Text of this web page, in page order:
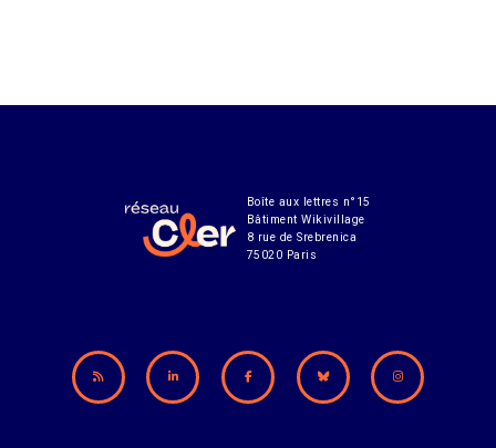
Boîte aux lettres n°15
Bâtiment Wikivillage
8 rue de Srebrenica
75020 Paris